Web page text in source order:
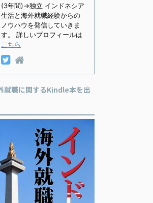
(3年間)→独立 インドネシア
生活と海外就職経験からの
ノウハウを発信していきま
す。 詳しいプロフィールは
こちら
就職に関するKindle本を出